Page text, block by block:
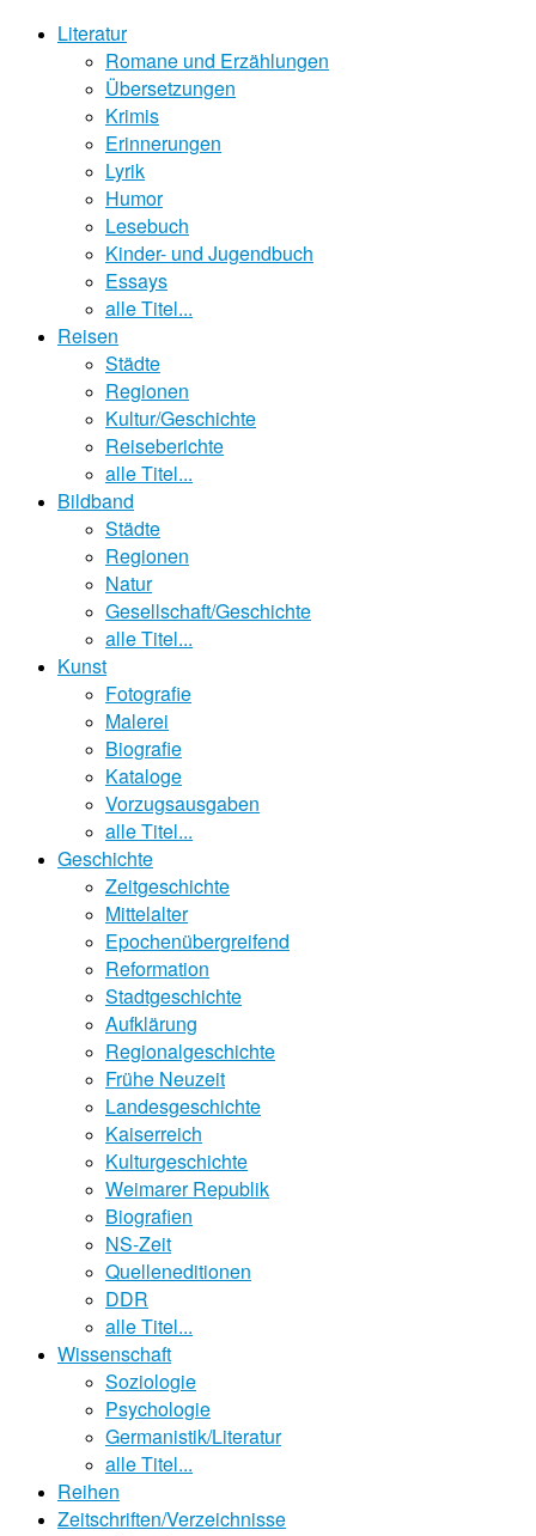
Literatur
Romane und Erzählungen
Übersetzungen
Krimis
Erinnerungen
Lyrik
Humor
Lesebuch
Kinder- und Jugendbuch
Essays
alle Titel...
Reisen
Städte
Regionen
Kultur/Geschichte
Reiseberichte
alle Titel...
Bildband
Städte
Regionen
Natur
Gesellschaft/Geschichte
alle Titel...
Kunst
Fotografie
Malerei
Biografie
Kataloge
Vorzugsausgaben
alle Titel...
Geschichte
Zeitgeschichte
Mittelalter
Epochenübergreifend
Reformation
Stadtgeschichte
Aufklärung
Regionalgeschichte
Frühe Neuzeit
Landesgeschichte
Kaiserreich
Kulturgeschichte
Weimarer Republik
Biografien
NS-Zeit
Quelleneditionen
DDR
alle Titel...
Wissenschaft
Soziologie
Psychologie
Germanistik/Literatur
alle Titel...
Reihen
Zeitschriften/Verzeichnisse